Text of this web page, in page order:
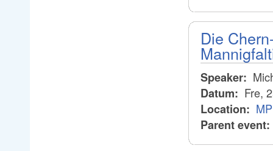
Die
Speaker:
Datum: Fre,
Location:
Parent event: